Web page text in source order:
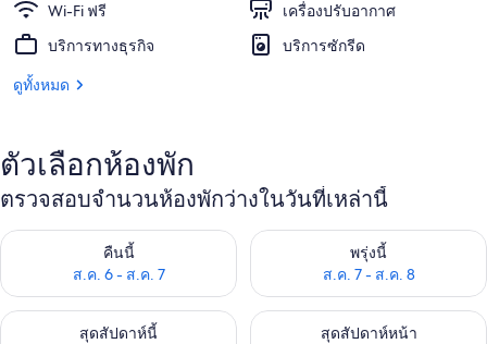
Wi-Fi ฟรี
เครื่องปรับอากาศ
บริการทางธุรกิจ
บริการซักรีด
ดูทั้งหมด
ตัวเลือกห้องพัก
ตรวจสอบจำนวนห้องพักว่างในวันที่เหล่านี้
คืนนี้
ส.ค. 6 - ส.ค. 7
ตรวจสอบจำนวนห้องพักว่างในคืนนี้ ส.ค. 6 - ส.ค. 7พรุ่งนี้
ส.ค. 7 - ส.ค. 8
ตรวจสอบจำนวนห้องพักว่างใน
สุดสัปดาห์นี้
ตรวจสอบจำนวนห้องพักว่างในสุดสัปดาห์นี้ ส.ค. 7 - ส.ค. 9
สุดสัปดาห์หน้า
ตรวจสอบจำนวนห้องพักว่างใน